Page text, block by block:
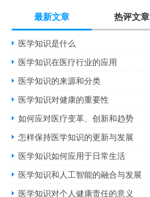
最新文章 热评文章
医学知识是什么
医学知识在医疗行业的应用
医学知识的来源和分类
医学知识对健康的重要性
如何应对医疗变革、创新和趋势
怎样保持医学知识的更新与发展
医学知识如何应用于日常生活
医学知识和人工智能的融合与发展
医学知识对个人健康责任的意义